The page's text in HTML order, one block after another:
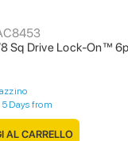
Sq Drive Lock-On™
Days from
AL CARRELLO